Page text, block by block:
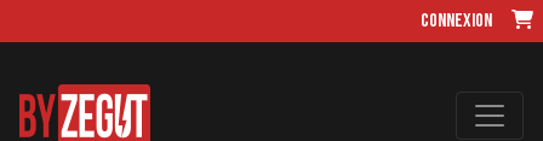
Connexion